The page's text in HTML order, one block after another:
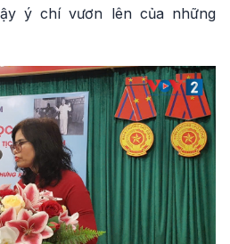
ý chí vươn lên của những